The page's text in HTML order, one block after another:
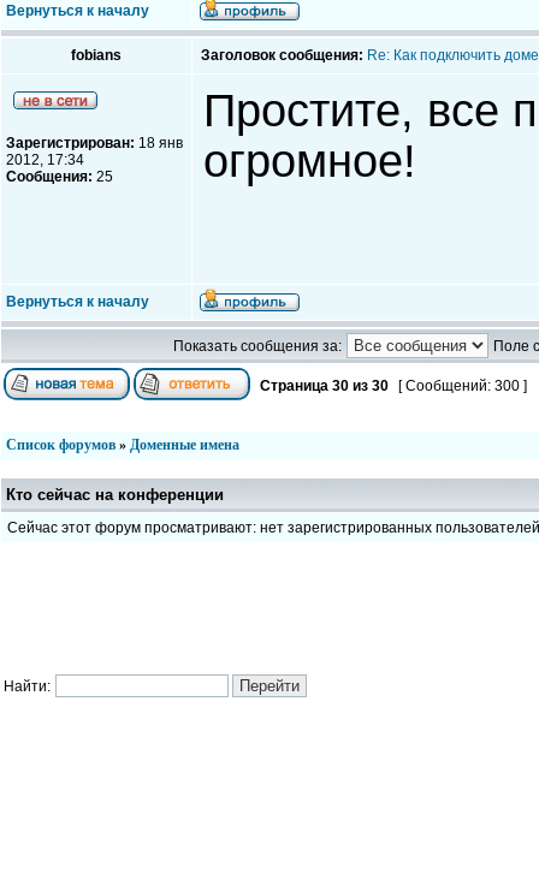
Вернуться к началу
fobians Заголовок сообщения: Re: Как подключить
Зарегистрирован: 18 янв
2012, 17:34
Сообщения: 25
Простите, все
огромное!
Вернуться к началу
Показать сообщения за: Поле
Страница 30 из 30 [ Сообщений: 300 ]
Список форумов » Доменные имена
Кто сейчас на конференции
Сейчас этот форум просматривают: нет зарегистрированных пользователей
Найти: